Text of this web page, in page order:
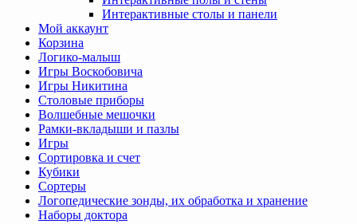
Интерактивные столы и панели
Мой аккаунт
Корзина
Логико-малыш
Игры Воскобовича
Игры Никитина
Столовые приборы
Волшебные мешочки
Рамки-вкладыши и пазлы
Игры
Сортировка и счет
Кубики
Сортеры
Логопедические зонды, их обработка и хранение
Наборы доктора